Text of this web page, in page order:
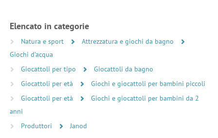
Elencato in categorie
Natura e sport
Attrezzatura e giochi da bagno
Giochi d’acqua
Giocattoli per tipo
Giocattoli da bagno
Giocattoli per età
Giochi e giocattoli per bambini piccoli
Giocattoli per età
Giochi e giocattoli per bambini da 2
anni
Produttori
Janod